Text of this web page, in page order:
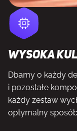
Wysoka
Dbamy o każdy
i pozostałe
każdy zestaw
optymalny